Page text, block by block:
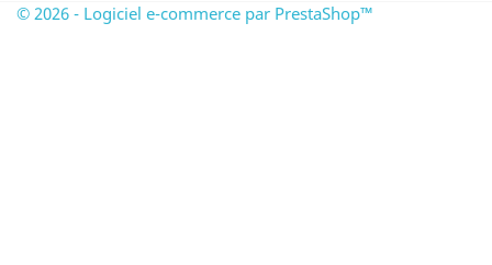
© 2026 - Logiciel e-commerce par PrestaShop™